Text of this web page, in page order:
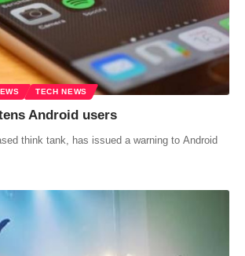
TECH NEWS
Android users
think tank, has issued a warning to Android